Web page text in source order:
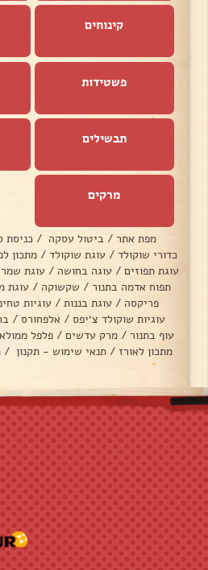
קינוחים
פשטידות
תבשילים
מרקים
מפת אתר / ביטול עסקה / כניסת
כדורי שוקולד / עוגת שוקולד / מתכון
עוגת תפוזים / עוגה בחושה / עוגת
תפוח אדמה בתנור / שקשוקה / עוגת
פריקסה / עוגת בננות / עוגיות
עוגיות שוקולד צ׳יפס / אלפחורס/
עוף בתנור / מרק עדשים / פלפל ממולא
מתכון לאורז / תנאי שימוש - תקנון /